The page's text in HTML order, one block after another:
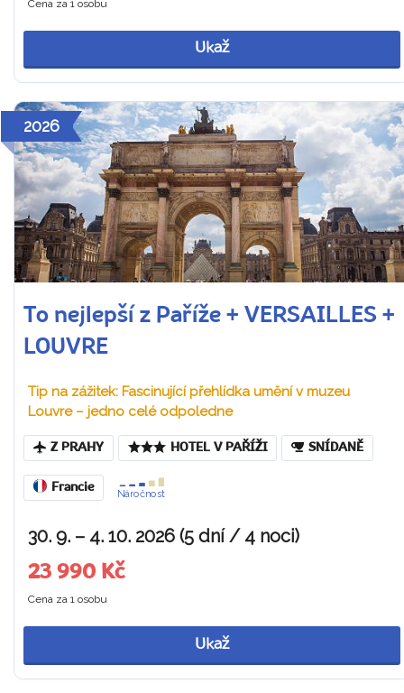
Cena za 1 osobu
Ukaž
2026
To nejlepší z Paříže + VERSAILLES +
LOUVRE
Tip na zážitek: Fascinující přehlídka umění v muzeu
Louvre – jedno celé odpoledne
Z PRAHY HOTEL V PAŘÍŽI SNÍDANĚ
Francie
Náročnost
30. 9. – 4. 10. 2026 (5 dní / 4 noci)
23 990 Kč
Cena za 1 osobu
Ukaž